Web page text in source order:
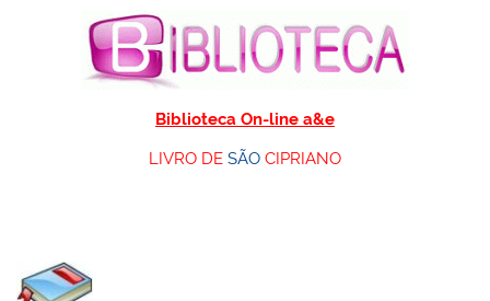
Biblioteca On-line a&e
LIVRO DE SÃO CIPRIANO